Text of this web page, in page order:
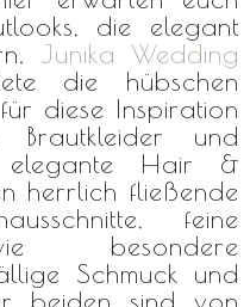
die elegant
Junika Wedding
die hübschen
für diese Inspiration
und
elegante Hair &
herrlich fließende
feine
besondere
Schmuck und